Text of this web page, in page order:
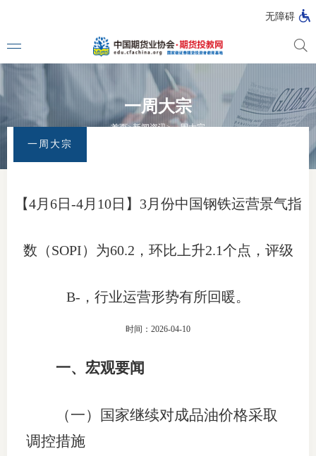
无障碍
媒体看
投教动
投教大
一周大宗
首页>新闻资讯>一周大宗
一周大宗
【4月6日-4月10日】3月份中国钢铁运营景气指
数（SOPI）为60.2，环比上升2.1个点，评级
B-，行业运营形势有所回暖。
时间：2026-04-10
一、宏观要闻
（一）国家继续对成品油价格采取
调控措施